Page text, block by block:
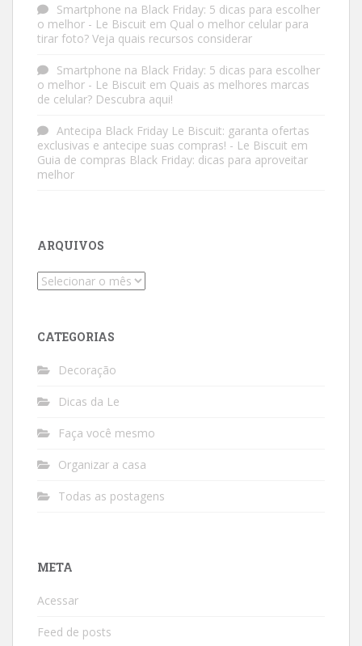
Smartphone na Black Friday: 5 dicas para escolher
o melhor - Le Biscuit em Qual o melhor celular para
tirar foto? Veja quais recursos considerar
Smartphone na Black Friday: 5 dicas para escolher
o melhor - Le Biscuit em Quais as melhores marcas
de celular? Descubra aqui!
Antecipa Black Friday Le Biscuit: garanta ofertas
exclusivas e antecipe suas compras! - Le Biscuit em
Guia de compras Black Friday: dicas para aproveitar
melhor
ARQUIVOS
Arquivos
CATEGORIAS
Decoração
Dicas da Le
Faça você mesmo
Organizar a casa
Todas as postagens
META
Acessar
Feed de posts